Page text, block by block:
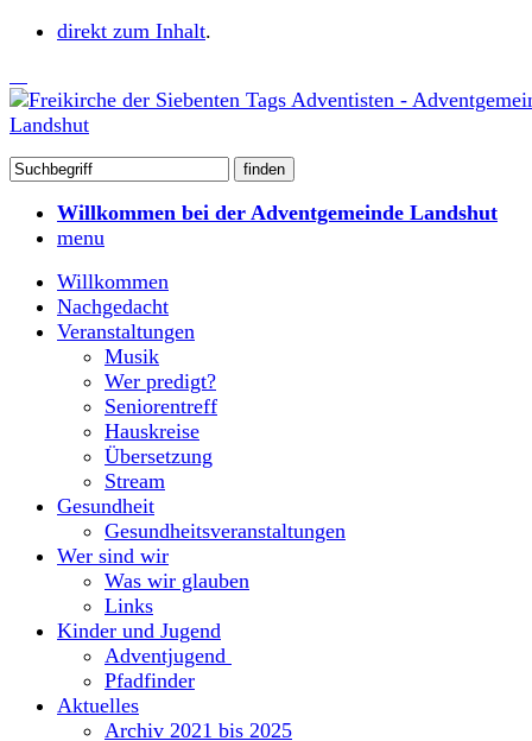
direkt zum Inhalt.
Willkommen bei der Adventgemeinde Landshut
menu
Willkommen
Nachgedacht
Veranstaltungen
Musik
Wer predigt?
Seniorentreff
Hauskreise
Übersetzung
Stream
Gesundheit
Gesundheitsveranstaltungen
Wer sind wir
Was wir glauben
Links
Kinder und Jugend
Adventjugend
Pfadfinder
Aktuelles
Archiv 2021 bis 2025